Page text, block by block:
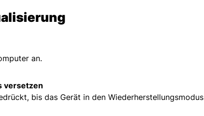
an.
versetzen
bis das Gerät in den Wiederherstellungsmodus